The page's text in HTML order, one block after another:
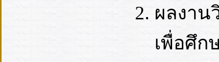
ผลงาน
เพื่อศึก